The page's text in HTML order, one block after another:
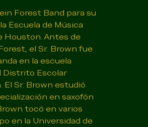
Forest Band para su
Escuela de Música
Houston. Antes de
el Sr. Brown fue
en la escuela
Distrito Escolar
Sr. Brown estudió
en saxofón
tocó en varios
en la Universidad de